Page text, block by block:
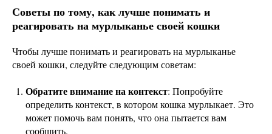
Советы по тому, как лучше понимать и
реагировать на мурлыканье своей кошки
Чтобы лучше понимать и реагировать на мурлыканье
своей кошки, следуйте следующим советам:
Обратите внимание на контекст: Попробуйте
определить контекст, в котором кошка мурлыкает. Это
может помочь вам понять, что она пытается вам
сообщить.